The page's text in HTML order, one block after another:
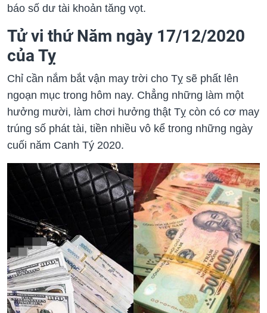
báo số dư tài khoản tăng vọt.
Tử vi thứ Năm ngày 17/12/2020
của Tỵ
Chỉ cần nắm bắt vận may trời cho Tỵ sẽ phất lên
ngoạn mục trong hôm nay. Chẳng những làm một
hưởng mười, làm chơi hưởng thật Tỵ còn có cơ may
trúng số phát tài, tiền nhiều vô kể trong những ngày
cuối năm Canh Tý 2020.